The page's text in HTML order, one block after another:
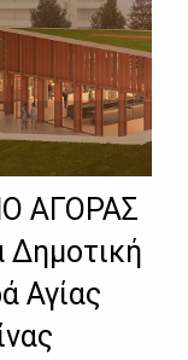
ΑΓΟΡΑΣ
Δημοτική
Αγίας